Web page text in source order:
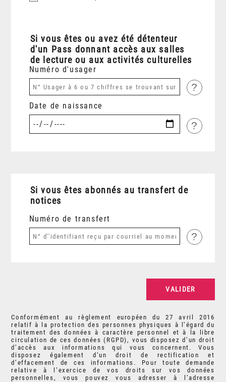
Si vous êtes ou avez été détenteur
d'un Pass donnant accès aux salles
de lecture ou aux activités culturelles
Numéro d'usager
?
Date de naissance
?
Si vous êtes abonnés au transfert de
notices
Numéro de transfert
?
Conformément au règlement européen du 27 avril 2016
relatif à la protection des personnes physiques à l’égard du
traitement des données à caractère personnel et à la libre
circulation de ces données (RGPD), vous disposez d’un droit
d’accès aux informations qui vous concernent. Vous
disposez également d’un droit de rectification et
d’effacement de ces informations. Pour toute demande
relative à l’exercice de vos droits sur vos données
personnelles, vous pouvez vous adresser à l’adresse